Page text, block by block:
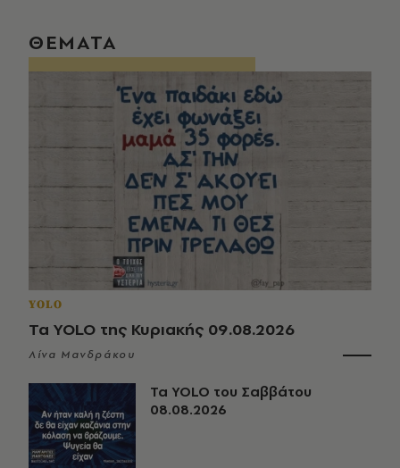
ΘΕΜΑΤΑ
YOLO
Τα YOLO της Κυριακής 09.08.2026
Λίνα Μανδράκου
Τα YOLO του Σαββάτου
08.08.2026